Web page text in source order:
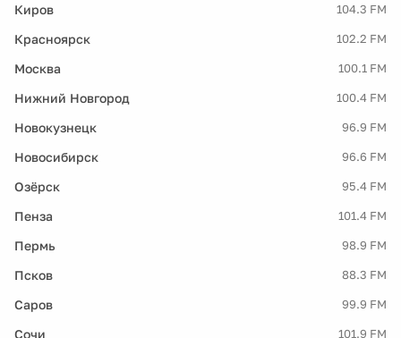
Киров 104.3 FM
Красноярск 102.2 FM
Москва 100.1 FM
Нижний Новгород 100.4 FM
Новокузнецк 96.9 FM
Новосибирск 96.6 FM
Озёрск 95.4 FM
Пенза 101.4 FM
Пермь 98.9 FM
Псков 88.3 FM
Саров 99.9 FM
Сочи 101.9 FM